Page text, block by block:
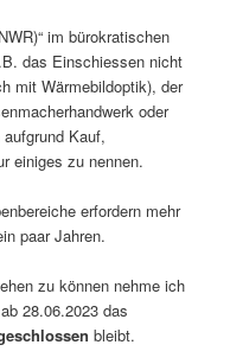
im bürokratischen
das Einschiessen nicht
mit Wärmebildoptik), der
oder
Kauf,
einiges zu nennen.
erfordern mehr
paar Jahren.
zu können nehme ich
28.06.2023 das
bleibt.